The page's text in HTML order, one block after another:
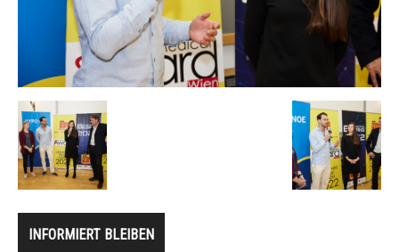
INFORMIERT BLEIBEN